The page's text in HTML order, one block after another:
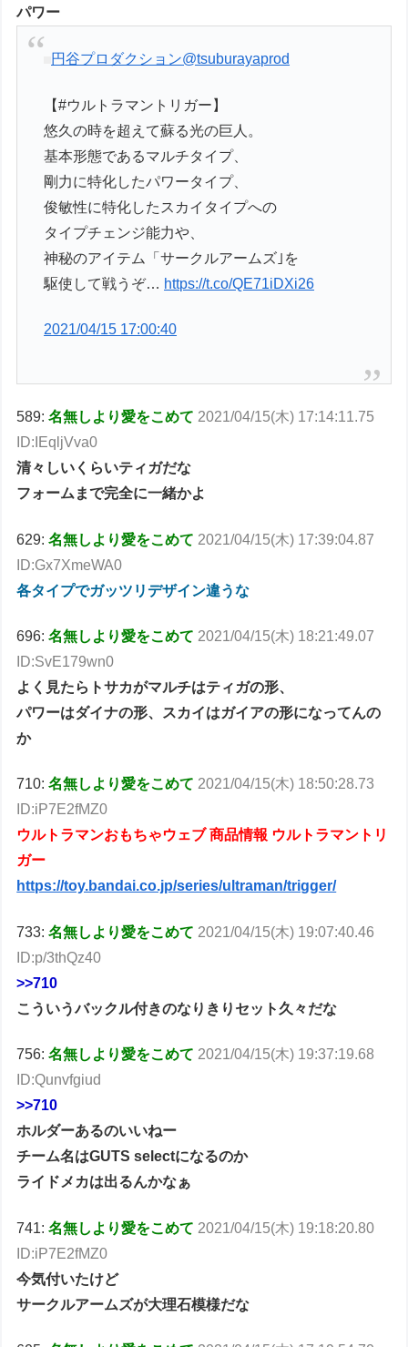
パワー
円谷プロダクション@tsuburayaprod
【#ウルトラマントリガー】
悠久の時を超えて蘇る光の巨人。
基本形態であるマルチタイプ、
剛力に特化したパワータイプ、
俊敏性に特化したスカイタイプへの
タイプチェンジ能力や、
神秘のアイテム「サークルアームズ｣を
駆使して戦うぞ… https://t.co/QE71iDXi26
2021/04/15 17:00:40
589:名無しより愛をこめて 2021/04/15(木) 17:14:11.75
ID:IEqljVva0
清々しいくらいティガだな
フォームまで完全に一緒かよ
629:名無しより愛をこめて 2021/04/15(木) 17:39:04.87
ID:Gx7XmeWA0
各タイプでガッツリデザイン違うな
696:名無しより愛をこめて 2021/04/15(木) 18:21:49.07
ID:SvE179wn0
よく見たらトサカがマルチはティガの形、
パワーはダイナの形、スカイはガイアの形になってんの
か
710:名無しより愛をこめて 2021/04/15(木) 18:50:28.73
ID:iP7E2fMZ0
ウルトラマンおもちゃウェブ 商品情報 ウルトラマントリ
ガー
https://toy.bandai.co.jp/series/ultraman/trigger/
733:名無しより愛をこめて 2021/04/15(木) 19:07:40.46
ID:p/3thQz40
>>710
こういうバックル付きのなりきりセット久々だな
756:名無しより愛をこめて 2021/04/15(木) 19:37:19.68
ID:Qunvfgiud
>>710
ホルダーあるのいいねー
チーム名はGUTS selectになるのか
ライドメカは出るんかなぁ
741:名無しより愛をこめて 2021/04/15(木) 19:18:20.80
ID:iP7E2fMZ0
今気付いたけど
サークルアームズが大理石模様だな